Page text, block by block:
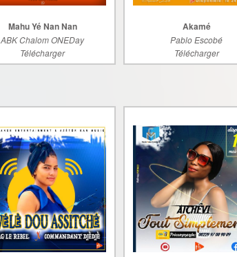
Mahu Yé Nan Nan
ABK Chalom ONEDay
Télécharger
Akamé
Pablo Escobé
Télécharger